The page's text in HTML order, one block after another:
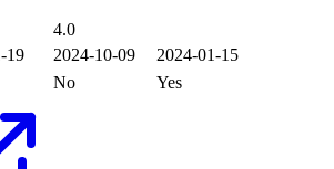
4.0
19 2024-10-09
2024-01-15
No Yes